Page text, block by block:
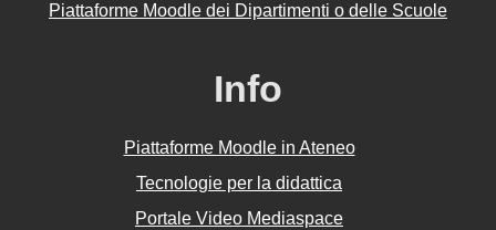
Piattaforme Moodle dei Dipartimenti o delle Scuole
Info
Piattaforme Moodle in Ateneo
Tecnologie per la didattica
Portale Video Mediaspace